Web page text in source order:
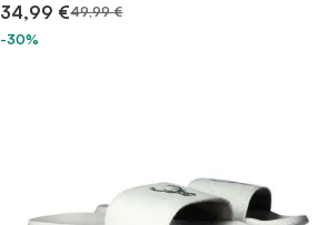
34,99 €49,99 €
-30%